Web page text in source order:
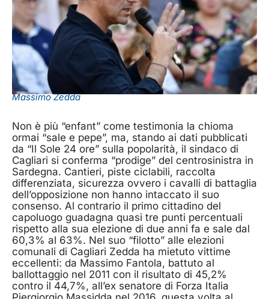
Massimo Zedda
Non è più “enfant” come testimonia la chioma
ormai “sale e pepe”, ma, stando ai dati pubblicati
da “Il Sole 24 ore” sulla popolarità, il sindaco di
Cagliari si conferma “prodige” del centrosinistra in
Sardegna. Cantieri, piste ciclabili, raccolta
differenziata, sicurezza ovvero i cavalli di battaglia
dell’opposizione non hanno intaccato il suo
consenso. Al contrario il primo cittadino del
capoluogo guadagna quasi tre punti percentuali
rispetto alla sua elezione di due anni fa e sale dal
60,3% al 63%. Nel suo “filotto” alle elezioni
comunali di Cagliari Zedda ha mietuto vittime
eccellenti: da Massimo Fantola, battuto al
ballottaggio nel 2011 con il risultato di 45,2%
contro il 44,7%, all’ex senatore di Forza Italia